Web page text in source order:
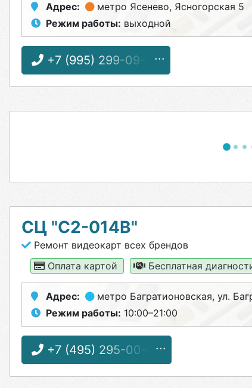
Адрес: метро Ясенево, Ясногорская 5
Режим работы: выходной
+7 (995) 299-09-90
СЦ "С2-014B"
Ремонт видеокарт всех брендов
Оплата картой
Бесплатная
Адрес: метро Багратионовская, ул.
Режим работы: 10:00–21:00
+7 (495) 295-00-83